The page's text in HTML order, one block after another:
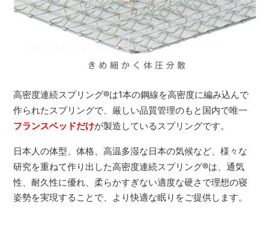
高密度連続スプリング®は1本の鋼線を高密度に編み込んで
作られたスプリングで、厳しい品質管理のもと国内で唯一
フランスベッドだけが製造しているスプリングです。
日本人の体型、体格、高温多湿な日本の気候など、様々な
研究を重ねて作り出した高密度連続スプリング®は、通気
性、耐久性に優れ、柔らかすぎない適度な硬さで理想の寝
姿勢を実現することで、より快適な眠りをご提供します。